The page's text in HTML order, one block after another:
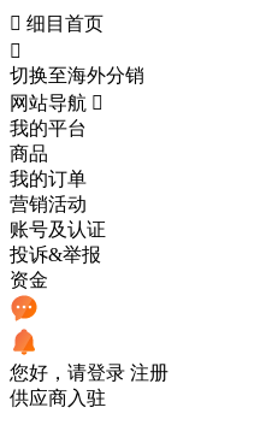
 细目首页

切换至海外分销
网站导航 
我的平台
商品
我的订单
营销活动
账号及认证
投诉&举报
资金
您好，请登录 注册
供应商入驻